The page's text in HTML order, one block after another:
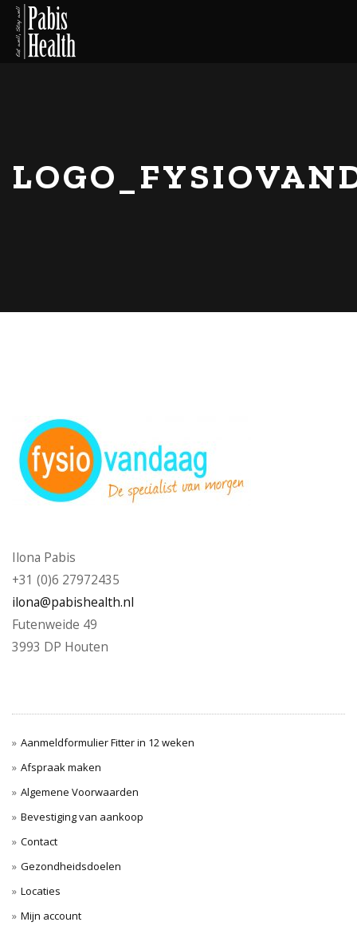
Ilona Pabis
+31 (0)6 27972435
ilona@pabishealth.nl
Futenweide 49
3993 DP Houten
Aanmeldformulier Fitter in 12 weken
Afspraak maken
Algemene Voorwaarden
Bevestiging van aankoop
Contact
Gezondheidsdoelen
Locaties
Mijn account